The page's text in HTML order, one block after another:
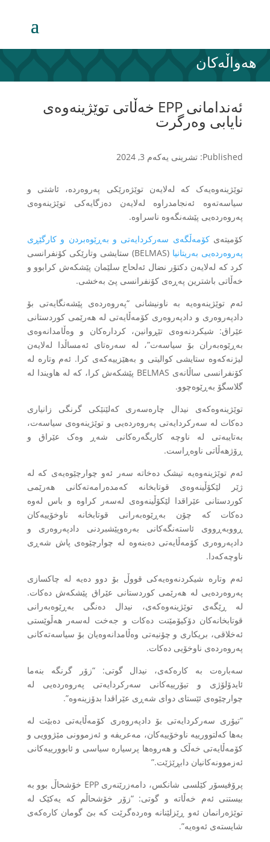
هەواڵەکان
ئەندامانی EPP خەڵاتی توێژینەوەی
نایابی وەرگرت
Published: تشرینی یەکەم 3, 2024
توێژینەوەیەک کە لەلایەن توێژەرێکی پەروەردە، ئاشتی و
سیاسەتەوە ئەنجامدراوە لەلایەن دەزگایەکی توێژینەوەی
پەروەردەیی پێشەنگەوە ناسراوە.
کۆمیتەیکۆمەڵگەی سەرکردایەتی و بەڕێوەبردن و کارگێڕی
پەروەردەیی بەریتانیا
(BELMAS) ستایشی وتارێکی کۆنفرانسی
کرد کە لەلایەن دکتۆر نضال ئەلحاج سلێمان پێشکەش کرابوو و
خەڵاتی باشترین پەڕەی کۆنفرانسی پێ بەخشی.
ئەم توێژینەوەیە بە ناونیشانی “پەروەردەی پێشەنگایەتی بۆ
دادپەروەری و دادپەروەری کۆمەڵایەتی لە هەرێمی کوردستانی
عێراق: شیکردنەوەی تێڕوانین، کردارەکان و وەڵامدانەوەی
بەڕێوەبەران بۆ سیاسەت”، لە سەرەتای ئەمساڵدا لەلایەن
لیژنەکەوە ستایشی کوالیتی و بەهێزییەکەی کرا. ئەم وتارە لە
کۆنفرانسی ساڵانەی BELMAS پێشکەش کرا، کە لە هاویندا لە
گلاسگۆ بەڕێوەچوو.
توێژینەوەکەی نیدال چارەسەری کەلێنێکی گرنگی زانیاری
دەکات لە سەرکردایەتی پەروەردەیی و توێژینەوەی سیاسەت،
بەتایبەتی لە ناوچە کاریگەرەکانی شەڕ وەک عێراق و
ڕۆژهەڵاتی ناوەڕاست.
ئەم توێژینەوەیە تیشک دەخاتە سەر ئەو چوارچێوەیەی کە لە
ژێر لێکۆڵینەوەی قوتابخانە کەمدەرامەتەکانی هەرێمی
کوردستانی عێراقدا لێکۆڵینەوەی لەسەر کراوە و باس لەوە
دەکات کە چۆن بەڕێوەبەرانی قوتابخانە ناوخۆییەکان
ڕووبەڕووی ئاستەنگەکانی بەرەوپێشبردنی دادپەروەری و
دادپەروەری کۆمەڵایەتی دەبنەوە لە چوارچێوەی پاش شەڕی
ناوچەکەدا.
ئەم وتارە شیکردنەوەیەکی قووڵ بۆ دوو دەیە لە چاکسازی
پەروەردەیی لە هەرێمی کوردستانی عێراق پێشکەش دەکات.
لە ڕێگەی توێژینەوەکەی، نیدال دەنگی بەڕێوەبەرانی
قوتابخانەکان دۆکیۆمێنت دەکات و جەخت لەسەر هەڵوێستی
ئەخلاقی، بریکاری و چۆنیەتی وەڵامدانەوەیان بۆ سیاسەتەکانی
پەروەردەی ناوخۆیی دەکات.
سەبارەت بە کارەکەی، نیدال گوتی: “زۆر گرنگە بنەما
ئایدۆلۆژی و تیۆرییەکانی سەرکردایەتی پەروەردەیی لە
چوارچێوەی ئێستای دوای شەڕی عێراقدا بدۆزینەوە”.
“تیۆری سەرکردایەتی بۆ دادپەروەری کۆمەڵایەتی دەبێت لە
بەها کەلتوورییە ناوخۆییەکان، مەعریفە و ئەزموونی مێژوویی و
کۆمەڵایەتی خەڵک و هەروەها پرسیارە سیاسی و ئابوورییەکانی
ئەزموونەکانیان دابڕێژێت.”
پرۆفیسۆر کێلسی شانکس، دامەزرێنەری EPP خۆشحاڵ بوو بە
بیستنی ئەم خەڵاتە و گوتی: “زۆر خۆشحاڵم کە یەکێک لە
توێژەرانمان ئەو ڕێزلێنانە وەردەگرێت کە بێ گومان کارەکەی
شایستەی ئەوەیە”.